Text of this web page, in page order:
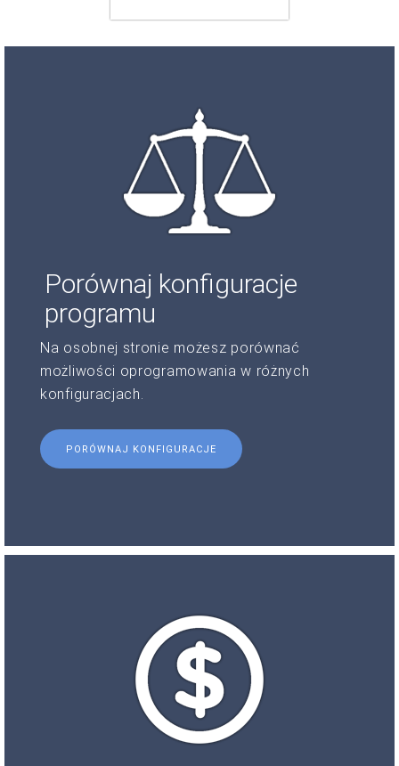
Porównaj konfiguracje
programu
Na osobnej stronie możesz porównać
możliwości oprogramowania w różnych
konfiguracjach.
PORÓWNAJ KONFIGURACJE